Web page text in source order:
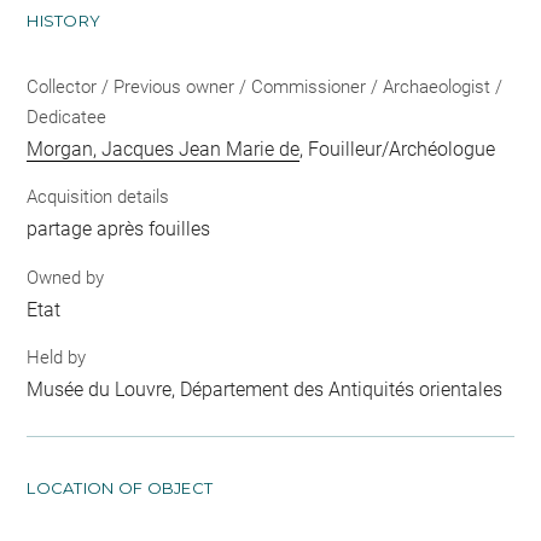
HISTORY
Collector / Previous owner / Commissioner / Archaeologist /
Dedicatee
Morgan, Jacques Jean Marie de, Fouilleur/Archéologue
Acquisition details
partage après fouilles
Owned by
Etat
Held by
Musée du Louvre, Département des Antiquités orientales
LOCATION OF OBJECT